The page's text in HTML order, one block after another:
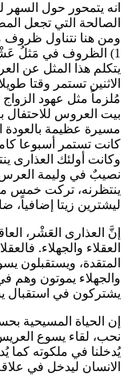
انه يتمحور حول
الصالحة التي تجعل
ومن هنا نتناول
1) الظروف في مَثلُ عَشْرِ عَذارى
يتكلم هذا المثل عن
الاثنين تستمر وقتا
مُلزماً مثل عهود
بيت العروس
مسيرة عظيمة بالعودة
كانت تستمر أسبوعا
وكانت أولئك العذارى
نصيبٌ في وليمة
ينتظرنه، تركت خمس
ليشترين زيتا
إنَّ العذارى العَشْر،
العقلاء والجهلاء.
المتقدة، ويستقبلون
والجهلاء يموتون وهم
يشتركون في استقبال
إن الحياة المسيحية
نحب، لقاء يسوع
يُدخلنا في ملكوته
الانسان ليدخل في